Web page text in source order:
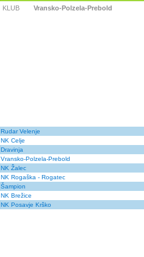
KLUB Vransko-Polzela-Prebold
Rudar Velenje
NK Celje
Dravinja
Vransko-Polzela-Prebold
NK Žalec
NK Rogaška - Rogatec
Šampion
NK Brežice
NK Posavje Krško